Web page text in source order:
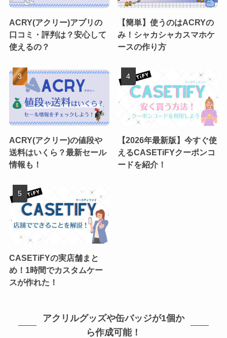
ACRY(アクリー)アプリの
口コミ・評判は？安心して
使えるの？
【簡単】使うのはACRYの
み！シャカシャカスマホケ
ースの作り方
ACRY(アクリー)の値段や
送料はいくら？最新セール
情報も！
【2026年最新版】今すぐ使
えるCASETiFYクーポンコ
ードを紹介！
CASETiFYの実店舗まと
め！1時間でカスタムケー
スが作れた！
アクリルグッズや缶バッジが1個か
ら作成可能！